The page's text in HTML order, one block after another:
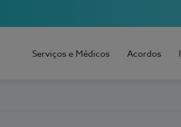
Serviços e Médicos Acordos